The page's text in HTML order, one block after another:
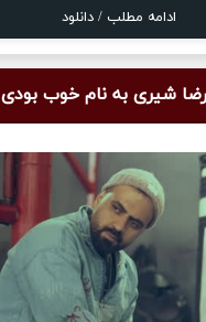
ادامه مطلب / دانلود
شیری به نام خوب بودی